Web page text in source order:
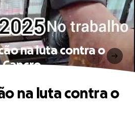
na luta contra o
Cancro
na luta contra o